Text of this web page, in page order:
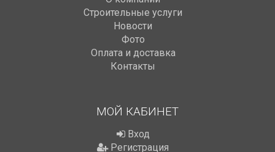
Строительные услуги
Новости
Фото
Оплата и доставка
Контакты
МОЙ КАБИНЕТ
Вход
Регистрация